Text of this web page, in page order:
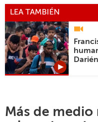
LEA TAMBIÉN
Darién
Más de